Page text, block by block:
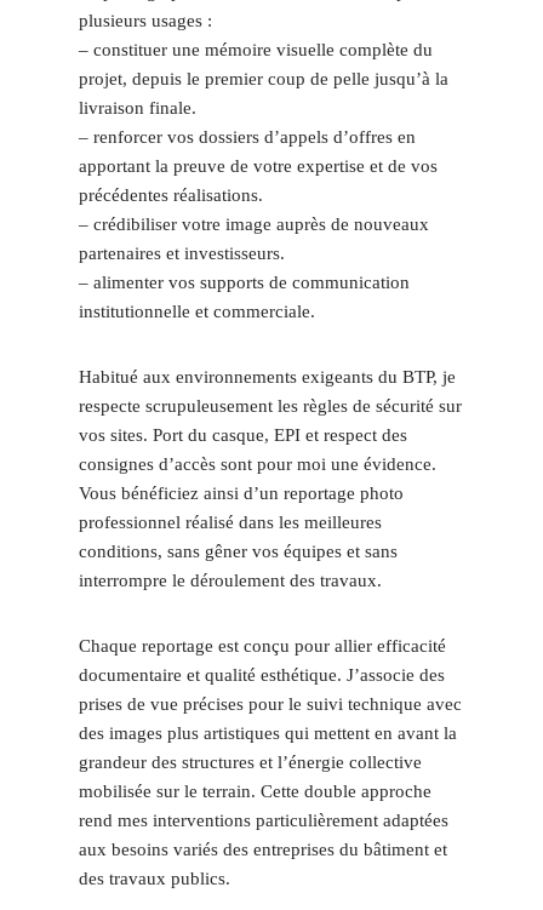
plusieurs usages :
– constituer une mémoire visuelle complète du
projet, depuis le premier coup de pelle jusqu’à la
livraison finale.
– renforcer vos dossiers d’appels d’offres en
apportant la preuve de votre expertise et de vos
précédentes réalisations.
– crédibiliser votre image auprès de nouveaux
partenaires et investisseurs.
– alimenter vos supports de communication
institutionnelle et commerciale.
Habitué aux environnements exigeants du BTP, je
respecte scrupuleusement les règles de sécurité sur
vos sites. Port du casque, EPI et respect des
consignes d’accès sont pour moi une évidence.
Vous bénéficiez ainsi d’un reportage photo
professionnel réalisé dans les meilleures
conditions, sans gêner vos équipes et sans
interrompre le déroulement des travaux.
Chaque reportage est conçu pour allier efficacité
documentaire et qualité esthétique. J’associe des
prises de vue précises pour le suivi technique avec
des images plus artistiques qui mettent en avant la
grandeur des structures et l’énergie collective
mobilisée sur le terrain. Cette double approche
rend mes interventions particulièrement adaptées
aux besoins variés des entreprises du bâtiment et
des travaux publics.